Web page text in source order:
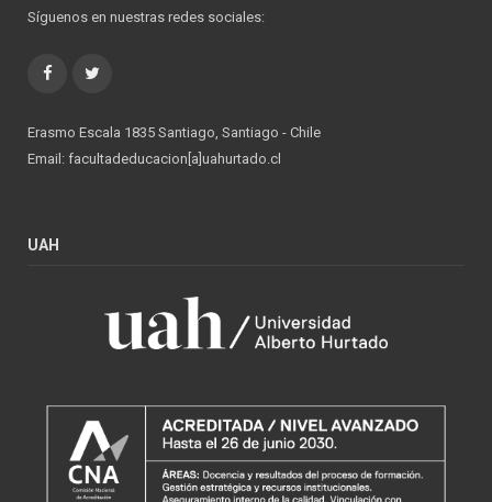
Síguenos en nuestras redes sociales:
Facebook
Erasmo Escala 1835 Santiago, Santiago - Chile
Email: facultadeducacion[a]uahurtado.cl
UAH